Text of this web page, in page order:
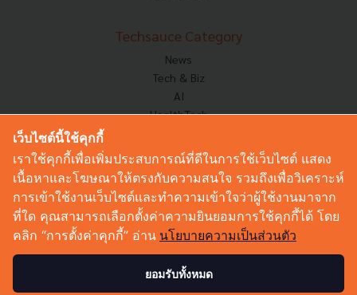
Techsauce Category
News
Tech & Biz
AI
HealthTech
Corp Innov
Saucy Thoughts
Based On
Sustainable
Videos
Podcast
เว็บไซต์นี้ใช้คุกกี้
เราใช้คุกกี้เพื่อเพิ่มประสบการณ์ที่ดีในการใช้เว็บไซต์ แสดง
เนื้อหาและโฆษณาให้ตรงกับความสนใจ รวมถึงเพื่อวิเคราะห์
การเข้าใช้งานเว็บไซต์และทำความเข้าใจว่าผู้ใช้งานมาจาก
ที่ใด คุณสามารถเลือกตั้งค่าความยินยอมการใช้คุกกี้ได้ โดย
คลิก “การตั้งค่าคุกกี้” อ่าน นโยบายความเป็นส่วนตัว
ยอมรับทั้งหมด